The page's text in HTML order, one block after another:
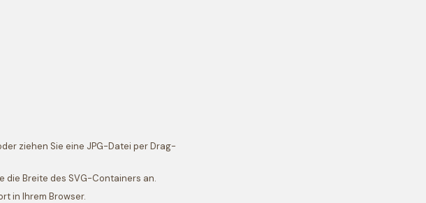
ziehen Sie eine JPG-Datei per Drag-
die Breite des SVG-Containers an.
in Ihrem Browser.